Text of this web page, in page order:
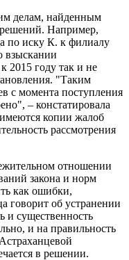
делам, найденным
решений. Например,
по иску К. к филиалу
2015 году так и не
"Таким
с момента поступления
– констатировала
копии жалоб
рассмотрения
отношении
закона и норм
как ошибки,
говорит об устранении
и существенность
и на правильность
в решении.